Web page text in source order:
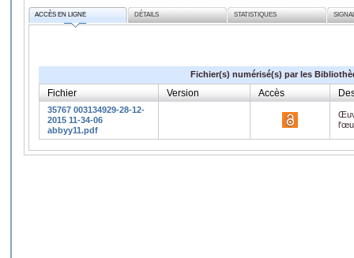
ACCÈS EN LIGNE DÉTAILS STATISTIQUES
Fichier(s) numérisé(s) par les
Fichier Version Accès
35767 003134929-28-12-
2015 11-34-06
abbyy11.pdf